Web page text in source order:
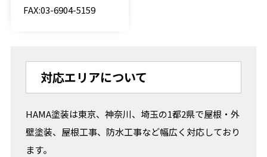
FAX:03-6904-5159
対応エリアについて
HAMA塗装は東京、神奈川、埼玉の1都2県で屋根・外
壁塗装、屋根工事、防水工事など幅広く対応しており
ます。